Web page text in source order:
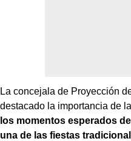
La concejala de Proyección
destacado la importancia de
los momentos esperados
una de las fiestas